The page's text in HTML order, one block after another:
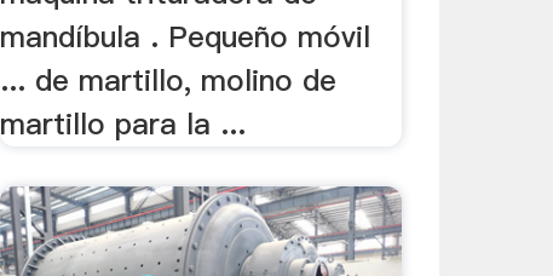
mandíbula . Pequeño móvil
... de martillo, molino de
martillo para la ...